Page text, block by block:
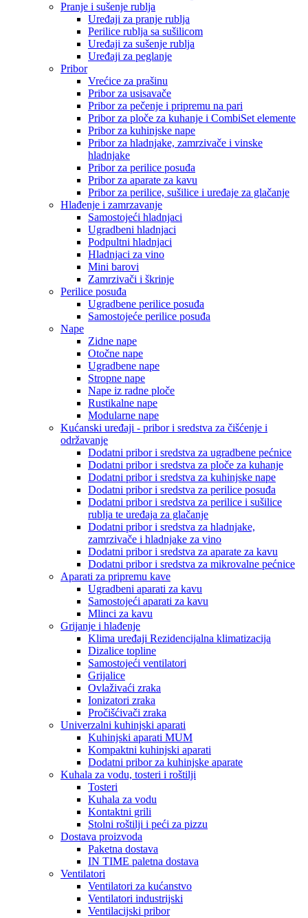
Pranje i sušenje rublja
Uređaji za pranje rublja
Perilice rublja sa sušilicom
Uređaji za sušenje rublja
Uređaji za peglanje
Pribor
Vrećice za prašinu
Pribor za usisavače
Pribor za pečenje i pripremu na pari
Pribor za ploče za kuhanje i CombiSet elemente
Pribor za kuhinjske nape
Pribor za hladnjake, zamrzivače i vinske
hladnjake
Pribor za perilice posuđa
Pribor za aparate za kavu
Pribor za perilice, sušilice i uređaje za glačanje
Hlađenje i zamrzavanje
Samostojeći hladnjaci
Ugradbeni hladnjaci
Podpultni hladnjaci
Hladnjaci za vino
Mini barovi
Zamrzivači i škrinje
Perilice posuđa
Ugradbene perilice posuđa
Samostojeće perilice posuđa
Nape
Zidne nape
Otočne nape
Ugradbene nape
Stropne nape
Nape iz radne ploče
Rustikalne nape
Modularne nape
Kućanski uređaji - pribor i sredstva za čišćenje i
održavanje
Dodatni pribor i sredstva za ugradbene pećnice
Dodatni pribor i sredstva za ploče za kuhanje
Dodatni pribor i sredstva za kuhinjske nape
Dodatni pribor i sredstva za perilice posuđa
Dodatni pribor i sredstva za perilice i sušilice
rublja te uređaja za glačanje
Dodatni pribor i sredstva za hladnjake,
zamrzivače i hladnjake za vino
Dodatni pribor i sredstva za aparate za kavu
Dodatni pribor i sredstva za mikrovalne pećnice
Aparati za pripremu kave
Ugradbeni aparati za kavu
Samostojeći aparati za kavu
Mlinci za kavu
Grijanje i hlađenje
Klima uređaji Rezidencijalna klimatizacija
Dizalice topline
Samostojeći ventilatori
Grijalice
Ovlaživaći zraka
Ionizatori zraka
Pročišćivači zraka
Univerzalni kuhinjski aparati
Kuhinjski aparati MUM
Kompaktni kuhinjski aparati
Dodatni pribor za kuhinjske aparate
Kuhala za vodu, tosteri i roštilji
Tosteri
Kuhala za vodu
Kontaktni grili
Stolni roštilji i peći za pizzu
Dostava proizvoda
Paketna dostava
IN TIME paletna dostava
Ventilatori
Ventilatori za kućanstvo
Ventilatori industrijski
Ventilacijski pribor